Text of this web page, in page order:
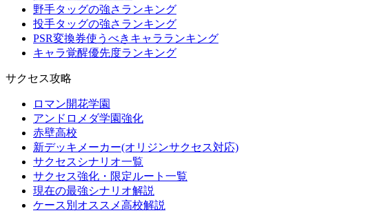
野手タッグの強さランキング
投手タッグの強さランキング
PSR変換券使うべきキャラランキング
キャラ覚醒優先度ランキング
サクセス攻略
ロマン開花学園
アンドロメダ学園強化
赤壁高校
新デッキメーカー(オリジンサクセス対応)
サクセスシナリオ一覧
サクセス強化・限定ルート一覧
現在の最強シナリオ解説
ケース別オススメ高校解説